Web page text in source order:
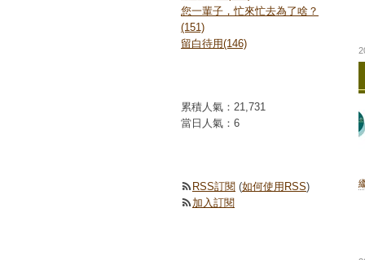
您一輩子，忙來忙去為了啥？
(151)
留白待用(146)
累積人氣： 21,731
當日人氣： 6
RSS訂閱 (如何使用RSS)
加入訂閱